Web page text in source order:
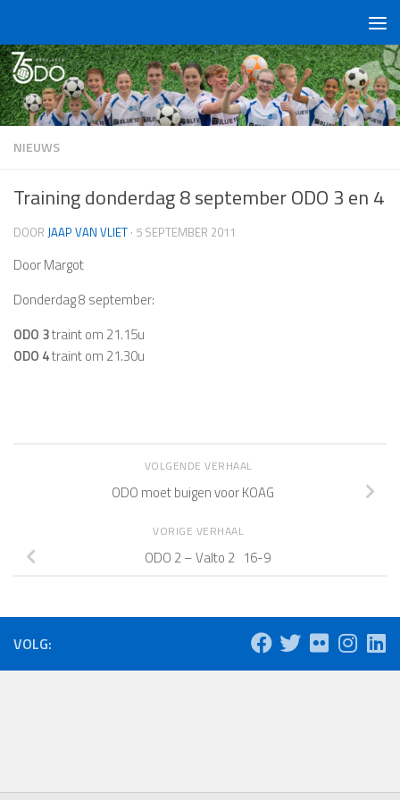
NIEUWS
Training donderdag 8 september ODO 3 en 4
DOOR JAAP VAN VLIET · 5 SEPTEMBER 2011
Door Margot
Donderdag 8 september:
ODO 3traint om 21.15u
ODO 4traint om 21.30u
VOLGENDE VERHAAL
ODO moet buigen voor KOAG
VORIGE VERHAAL
ODO 2 – Valto 2 16-9
VOLG: